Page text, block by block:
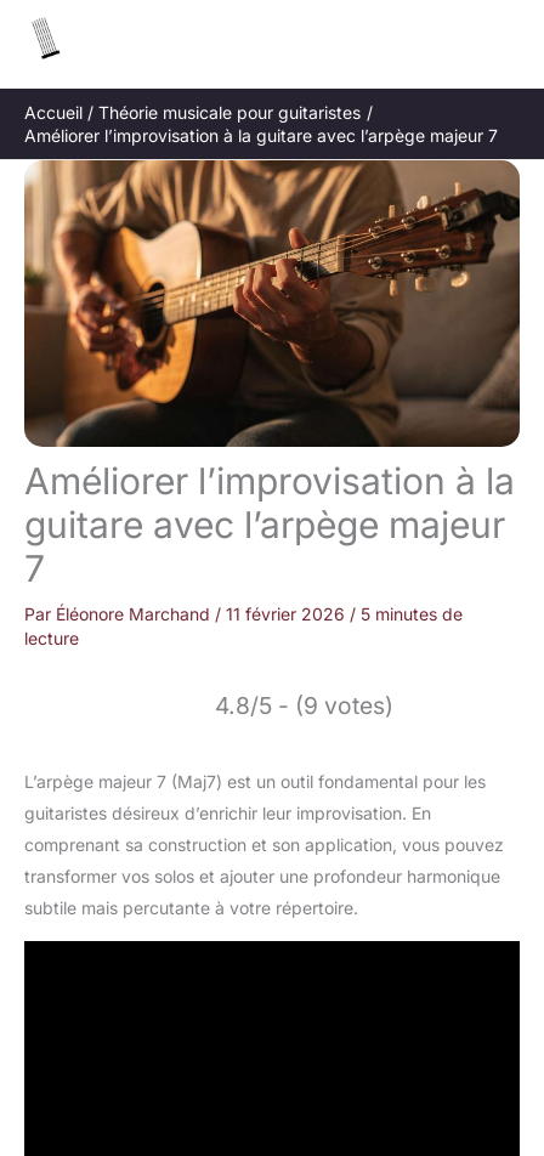
Accueil
Théorie musicale pour guitaristes
Améliorer l’improvisation à la guitare avec l’arpège majeur 7
Améliorer l’improvisation à la
guitare avec l’arpège majeur
7
Par Éléonore Marchand / 11 février 2026 / 5 minutes de
lecture
4.8/5 - (9 votes)
L’arpège majeur 7 (Maj7) est un outil fondamental pour les
guitaristes désireux d’enrichir leur improvisation. En
comprenant sa construction et son application, vous pouvez
transformer vos solos et ajouter une profondeur harmonique
subtile mais percutante à votre répertoire.
h
r
e